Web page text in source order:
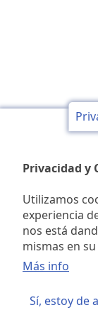
Privacidad y
Utilizamos
experiencia
nos está
mismas en
Más info
Sí, estoy de